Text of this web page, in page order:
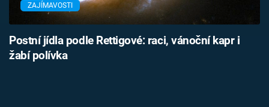
ZAJÍMAVOSTI
Postní jídla podle Rettigové: raci, vánoční kapr i
žabí polívka